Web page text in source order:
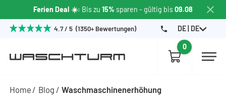
Ferien Deal ☀️: Bis zu 15% sparen - gültig bis09.08
4.7 / 5 (1350+ Bewertungen) DE | DE
0
Home Blog Waschmaschinenerhöhung